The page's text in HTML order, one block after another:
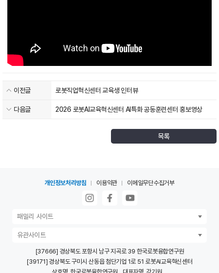
이전글 로봇직업혁신센터 교육생 인터뷰
다음글 2026 로봇AI교육혁신센터 AI특화 공동훈련센터 홍보영상
목록
개인정보처리방침 이용약관 이메일무단수집거부
패밀리 사이트
유관사이트
[37666] 경상북도 포항시 남구 지곡로 39 한국로봇융합연구원
[39171] 경상북도 구미시 산동읍 첨단기업 1로 51 로봇AI교육혁신센터